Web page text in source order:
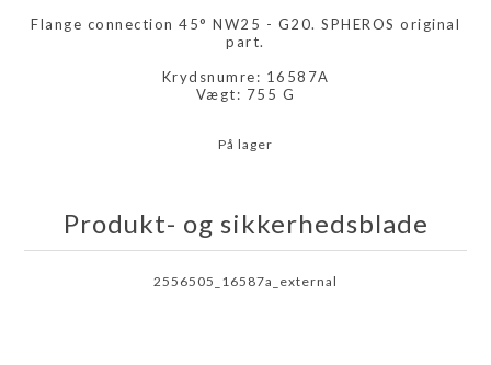
Flange connection 45° NW25 - G20. SPHEROS original
part.
Krydsnumre: 16587A
Vægt: 755 G
På lager
Produkt- og sikkerhedsblade
2556505_16587a_external